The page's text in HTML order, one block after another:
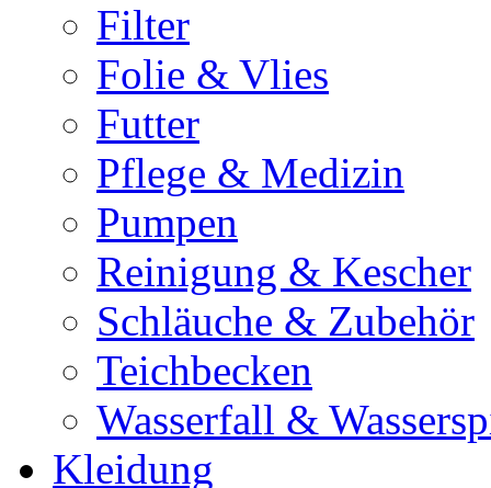
Filter
Folie & Vlies
Futter
Pflege & Medizin
Pumpen
Reinigung & Kescher
Schläuche & Zubehör
Teichbecken
Wasserfall &
Kleidung